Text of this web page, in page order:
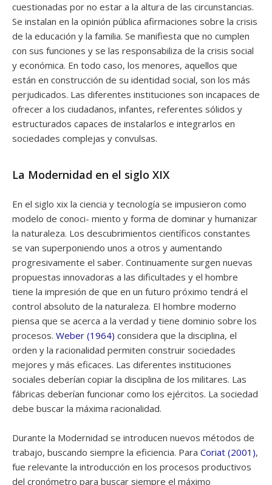
cuestionadas por no estar a la altura de las circunstancias.
Se instalan en la opinión pública afirmaciones sobre la crisis
de la educación y la familia. Se manifiesta que no cumplen
con sus funciones y se las responsabiliza de la crisis social
y económica. En todo caso, los menores, aquellos que
están en construcción de su identidad social, son los más
perjudicados. Las diferentes instituciones son incapaces de
ofrecer a los ciudadanos, infantes, referentes sólidos y
estructurados capaces de instalarlos e integrarlos en
sociedades complejas y convulsas.
La Modernidad en el siglo XIX
En el siglo xix la ciencia y tecnología se impusieron como
modelo de conoci- miento y forma de dominar y humanizar
la naturaleza. Los descubrimientos científicos constantes
se van superponiendo unos a otros y aumentando
progresivamente el saber. Continuamente surgen nuevas
propuestas innovadoras a las dificultades y el hombre
tiene la impresión de que en un futuro próximo tendrá el
control absoluto de la naturaleza. El hombre moderno
piensa que se acerca a la verdad y tiene dominio sobre los
procesos. Weber (1964) considera que la disciplina, el
orden y la racionalidad permiten construir sociedades
mejores y más eficaces. Las diferentes instituciones
sociales deberían copiar la disciplina de los militares. Las
fábricas deberían funcionar como los ejércitos. La sociedad
debe buscar la máxima racionalidad.
Durante la Modernidad se introducen nuevos métodos de
trabajo, buscando siempre la eficiencia. Para Coriat (2001),
fue relevante la introducción en los procesos productivos
del cronómetro para buscar siempre el máximo